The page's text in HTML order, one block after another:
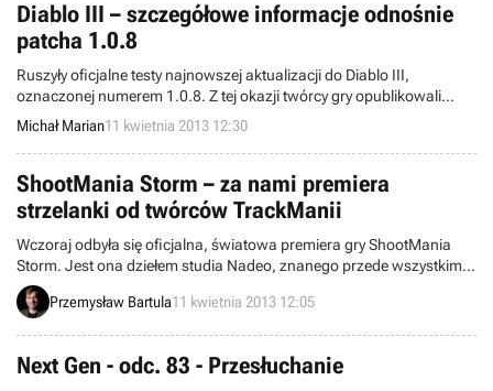
Diablo III – szczegółowe informacje odnośnie
patcha 1.0.8
Ruszyły oficjalne testy najnowszej aktualizacji do Diablo III,
oznaczonej numerem 1.0.8. Z tej okazji twórcy gry opublikowali
szczegółowy wykaz wszystkich zmian zawartych w nadchodzącym
patchu, który skupia się przede wszystkim na poprawieniu i
wzbogaceniu rozgrywki w trybie kooperacji.
Michał Marian11 kwietnia 2013 12:30
ShootMania Storm – za nami premiera
strzelanki od twórców TrackManii
Wczoraj odbyła się oficjalna, światowa premiera gry ShootMania
Storm. Jest ona dziełem studia Nadeo, znanego przede wszystkim z
serii gier TrackMania. Tym razem jednak zamiast wyścigów
samochodowych otrzymaliśmy FPS-a przeznaczonego wyłącznie do
Przemysław Bartula11 kwietnia 2013 12:05
Next Gen - odc. 83 - Przesłuchanie